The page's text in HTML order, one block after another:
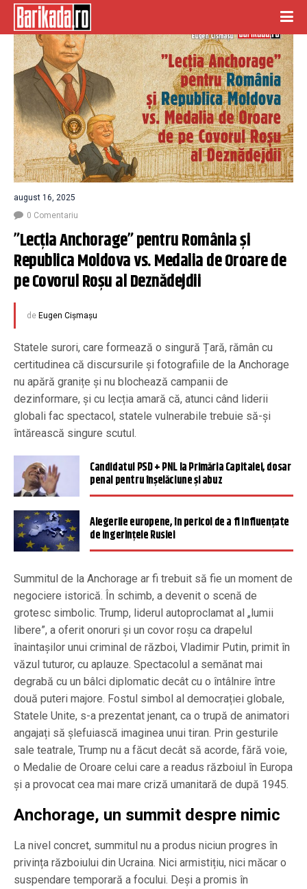
august 16, 2025
0 Comentariu
”Lecția Anchorage” pentru România și
Republica Moldova vs. Medalia de Oroare de
pe Covorul Roșu al Deznădejdii
de Eugen Cișmașu
Statele surori, care formează o singură Țară, rămân cu
certitudinea că discursurile și fotografiile de la Anchorage
nu apără granițe și nu blochează campanii de
dezinformare, și cu lecția amară că, atunci când liderii
globali fac spectacol, statele vulnerabile trebuie să-și
întărească singure scutul.
Candidatul PSD + PNL la Primăria Capitalei, dosar
penal pentru înșelăciune și abuz
Alegerile europene, în pericol de a fi influențate
de ingerințele Rusiei
Summitul de la Anchorage ar fi trebuit să fie un moment de
negociere istorică. În schimb, a devenit o scenă de
grotesc simbolic. Trump, liderul autoproclamat al „lumii
libere”, a oferit onoruri și un covor roșu ca drapelul
înaintașilor unui criminal de război, Vladimir Putin, primit în
văzul tuturor, cu aplauze. Spectacolul a semănat mai
degrabă cu un bâlci diplomatic decât cu o întâlnire între
două puteri majore. Fostul simbol al democrației globale,
Statele Unite, s-a prezentat jenant, ca o trupă de animatori
angajați să șlefuiască imaginea unui tiran. Prin gesturile
sale teatrale, Trump nu a făcut decât să acorde, fără voie,
o Medalie de Oroare celui care a readus războiul în Europa
și a provocat cea mai mare criză umanitară de după 1945.
Anchorage, un summit despre nimic
La nivel concret, summitul nu a produs niciun progres în
privința războiului din Ucraina. Nici armistițiu, nici măcar o
suspendare temporară a focului. Deși a promis în